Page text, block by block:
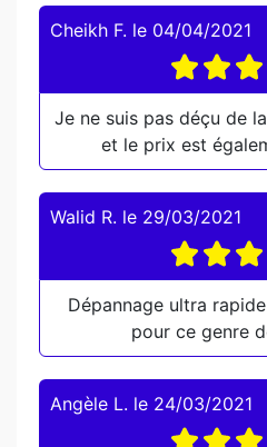
Cheikh F. le 04/04/2021
Je ne suis pas déçu de
et le prix est
Walid R. le 29/03/2021
Dépannage ultra
pour ce genre
Angèle L. le 24/03/2021